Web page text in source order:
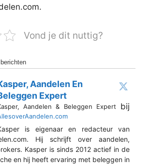
Vond je dit nuttig?
berichten
Aandelen En
Expert
Aandelen & Beleggen Expert bij
is eigenaar en redacteur van
Hij schrijft over aandelen,
Kasper is sinds 2012 actief in de
en hij heeft ervaring met beleggen in